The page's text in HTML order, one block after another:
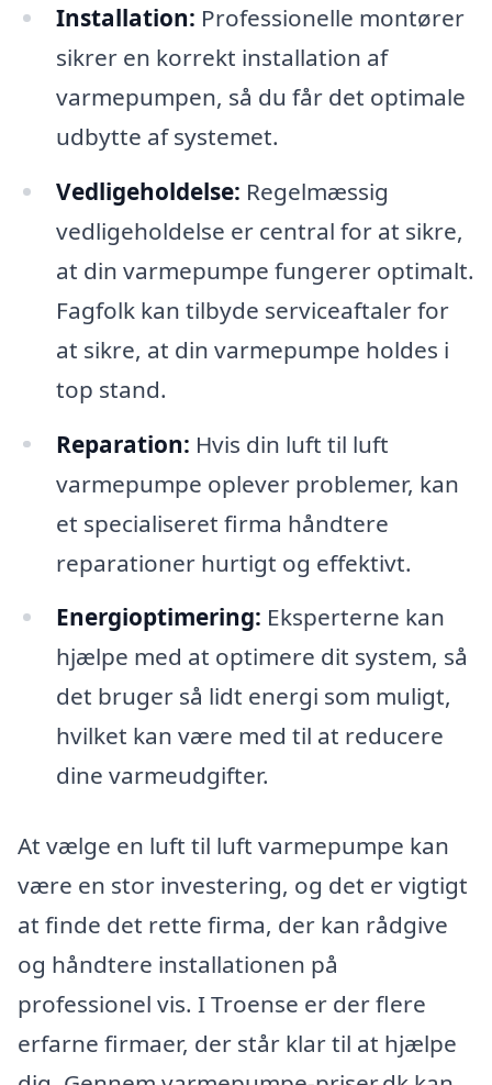
Installation: Professionelle montører
sikrer en korrekt installation af
varmepumpen, så du får det optimale
udbytte af systemet.
Vedligeholdelse: Regelmæssig
vedligeholdelse er central for at sikre,
at din varmepumpe fungerer optimalt.
Fagfolk kan tilbyde serviceaftaler for
at sikre, at din varmepumpe holdes i
top stand.
Reparation: Hvis din luft til luft
varmepumpe oplever problemer, kan
et specialiseret firma håndtere
reparationer hurtigt og effektivt.
Energioptimering: Eksperterne kan
hjælpe med at optimere dit system, så
det bruger så lidt energi som muligt,
hvilket kan være med til at reducere
dine varmeudgifter.
At vælge en luft til luft varmepumpe kan
være en stor investering, og det er vigtigt
at finde det rette firma, der kan rådgive
og håndtere installationen på
professionel vis. I Troense er der flere
erfarne firmaer, der står klar til at hjælpe